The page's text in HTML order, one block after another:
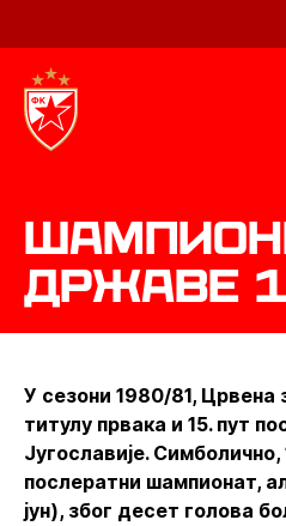
државе
У сезони 1980/81, Црвена
титулу првака и 15. пут
Југославије. Симболично,
послератни шампионат,
јун), због десет голова